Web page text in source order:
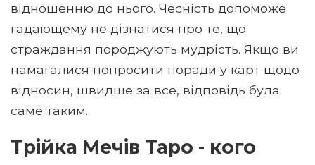
відношенню до нього. Чесність допоможе
гадающему не дізнатися про те, що
страждання породжують мудрість. Якщо ви
намагалися попросити поради у карт щодо
відносин, швидше за все, відповідь була
саме таким.
Трійка Мечів Таро - кого